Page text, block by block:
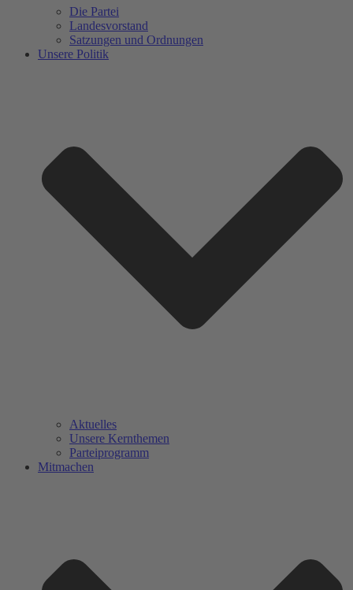
Die Partei
Landesvorstand
Satzungen und Ordnungen
Unsere Politik
Aktuelles
Unsere Kernthemen
Parteiprogramm
Mitmachen